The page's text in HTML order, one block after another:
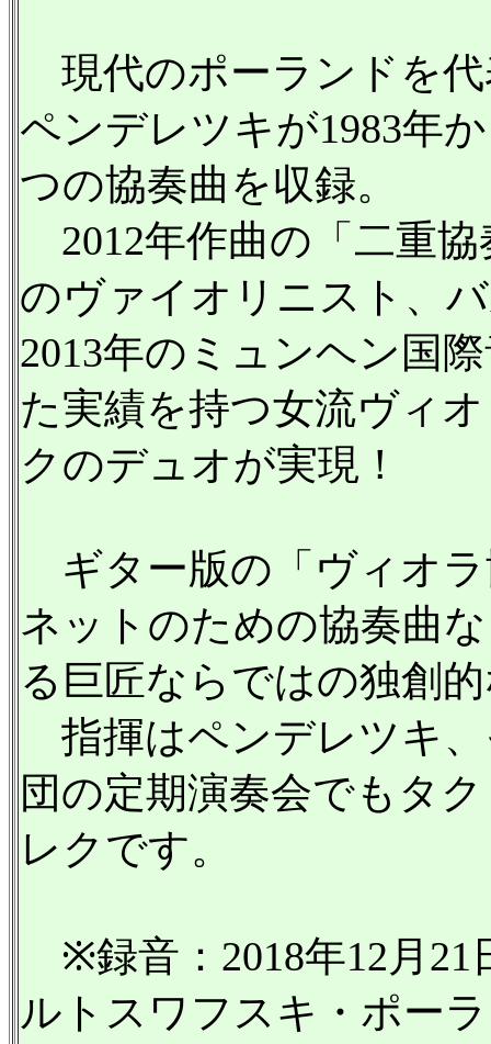
現代のポーランドを
ペンデレツキが1983年
つの協奏曲を収録。
2012年作曲の「二重
のヴァイオリニスト、
2013年のミュンヘン国
た実績を持つ女流ヴィ
クのデュオが実現！
ギター版の「ヴィオラ
ネットのための協奏曲
る巨匠ならではの独創
指揮はペンデレツキ、
団の定期演奏会でもタ
レクです。
※録音：2018年12月21
ルトスワフスキ・ポー